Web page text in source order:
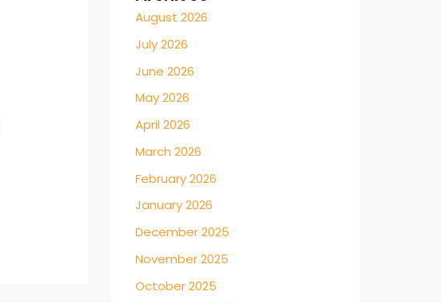
August 2026
July 2026
June 2026
May 2026
April 2026
March 2026
February 2026
January 2026
December 2025
November 2025
October 2025